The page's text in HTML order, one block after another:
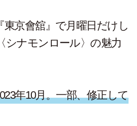
東京會舘』で月曜日だけし
シナモンロール〉の魅力
年10月。一部、修正して